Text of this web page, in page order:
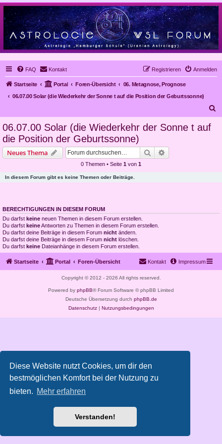
Diese Website nutzt Cookies, um dir den
bestmöglichen Komfort bei der Nutzung zu
bieten. Mehr erfahren
Verstanden!
FAQ Kontakt Anmelden
Registrieren
Startseite Portal Foren-Übersicht
06. Metagnose, Prognose
06.07.00 Solar (die Wiederkehr der Sonne t auf die Position der Geburtssonne)
06.07.00 Solar (die Wiederkehr der Sonne t auf
die Position der Geburtssonne)
Neues Thema Suche
0 Themen • Seite 1 von 1
In diesem Forum gibt es keine Themen oder Beiträge.
BERECHTIGUNGEN IN DIESEM FORUM
Du darfst keine neuen Themen in diesem Forum erstellen.
Du darfst keineAntworten zu Themen in diesem Forum erstellen.
Du darfst deine Beiträge in diesem Forum nicht ändern.
Du darfst deine Beiträge in diesem Forum nicht löschen.
Du darfst keine Dateianhänge in diesem Forum erstellen.
Startseite Portal Foren-Übersicht Impressum
Kontakt
Copyright © 2012 - 2026 All rights reserved.
Powered by phpBB® Forum Software © phpBB Limited
Deutsche Übersetzung durch phpBB.de
Datenschutz| Nutzungsbedingungen